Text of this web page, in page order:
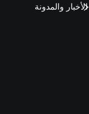
الأخبار والمدونة